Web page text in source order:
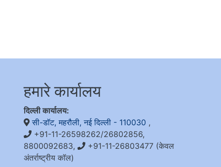
हमारे कार्यालय
दिल्ली कार्यालय:
सी-डॉट, महरौली, नई दिल्ली - 110030 ,
+91-11-26598262/26802856,
8800092683,
+91-11-26803477 (केवल
अंतर्राष्ट्रीय कॉल)